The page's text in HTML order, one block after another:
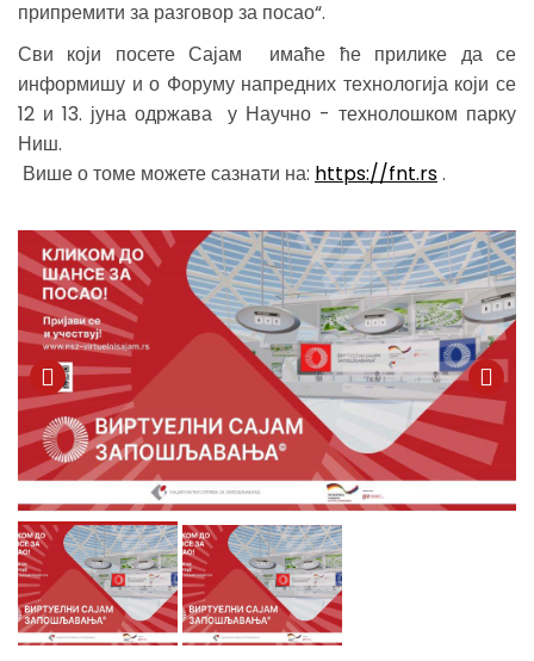
припремити за разговор за посао“.
Сви који посете Сајам имаће ће прилике да се
информишу и о Форуму напредних технологија који се
12 и 13. јуна одржава у Научно - технолошком парку
Ниш.
Више о томе можете сазнати на: https://fnt.rs.